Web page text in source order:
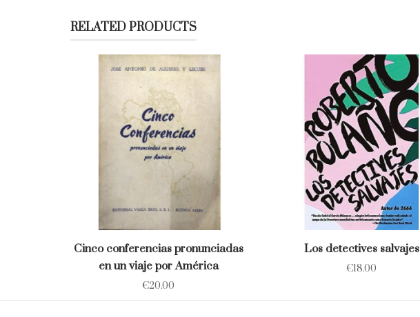
RELATED PRODUCTS
Cinco conferencias pronunciadas
en un viaje por América
€20.00
Los detectives salvajes
€18.00